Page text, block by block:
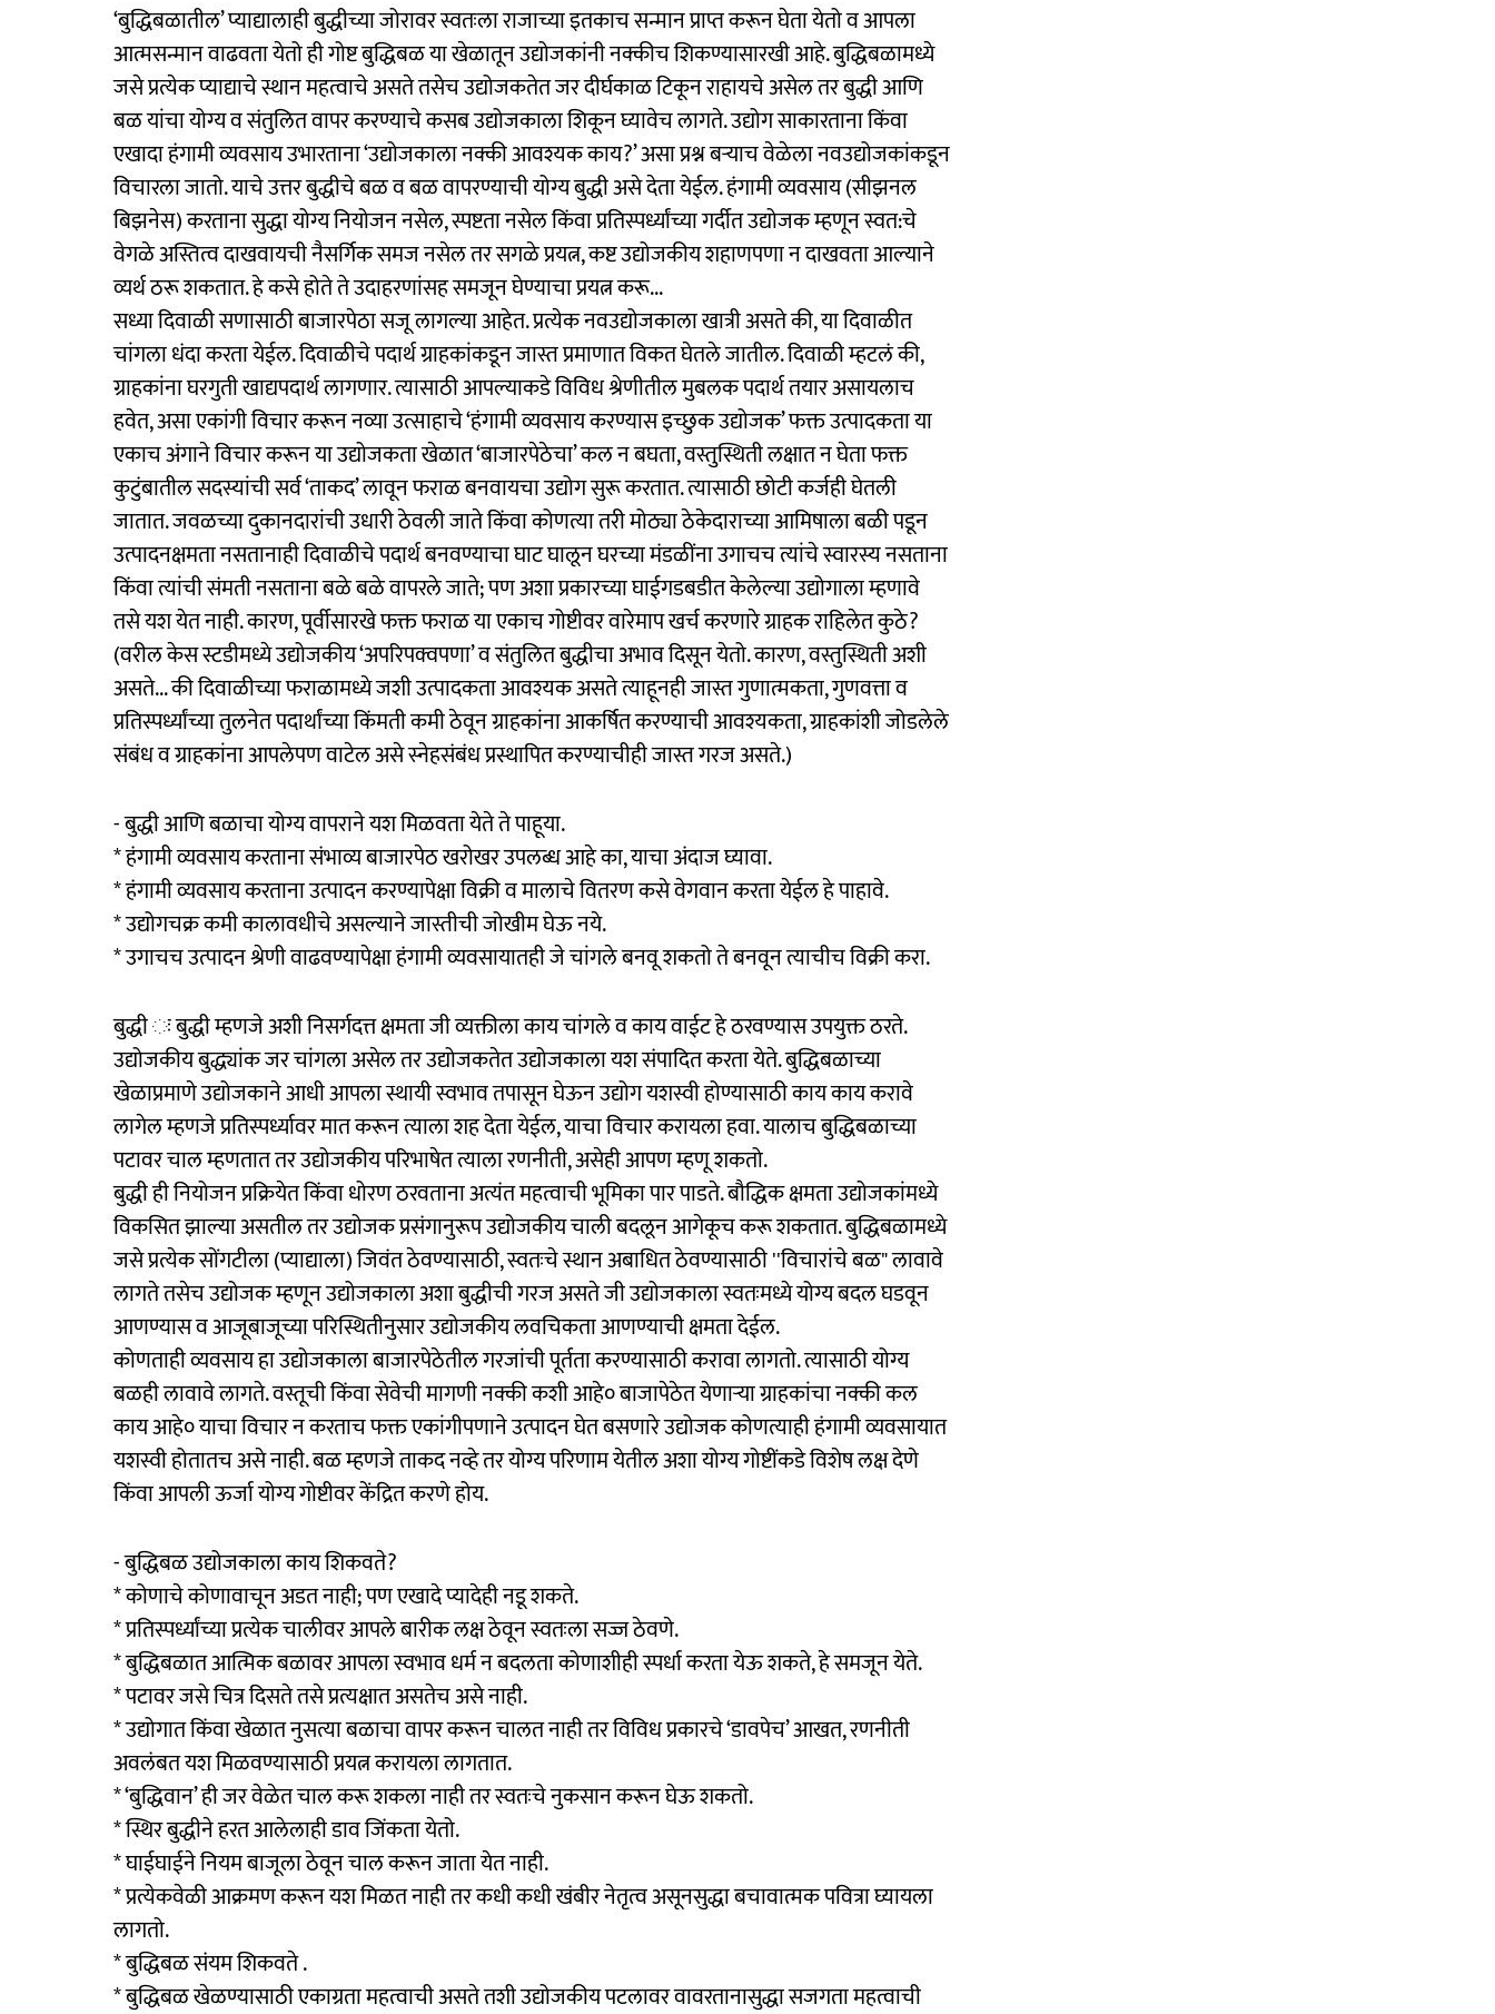
‘बुद्धिबळातील’ प्याद्यालाही बुद्धीच्या जोरावर स्वतःला राजाच्या इतकाच सन्मान प्राप्त करून घेता येतो व आपला
आत्मसन्मान वाढवता येतो ही गोष्ट बुद्धिबळ या खेळातून उद्योजकांनी नक्कीच शिकण्यासारखी आहे. बुद्धिबळामध्ये
जसे प्रत्येक प्याद्याचे स्थान महत्वाचे असते तसेच उद्योजकतेत जर दीर्घकाळ टिकून राहायचे असेल तर बुद्धी आणि
बळ यांचा योग्य व संतुलित वापर करण्याचे कसब उद्योजकाला शिकून घ्यावेच लागते. उद्योग साकारताना किंवा
एखादा हंगामी व्यवसाय उभारताना ‘उद्योजकाला नक्की आवश्यक काय?’ असा प्रश्न बऱ्याच वेळेला नवउद्योजकांकडून
विचारला जातो. याचे उत्तर बुद्धीचे बळ व बळ वापरण्याची योग्य बुद्धी असे देता येईल. हंगामी व्यवसाय (सीझनल
बिझनेस) करताना सुद्धा योग्य नियोजन नसेल, स्पष्टता नसेल किंवा प्रतिस्पर्ध्यांच्या गर्दीत उद्योजक म्हणून स्वत:चे
वेगळे अस्तित्व दाखवायची नैसर्गिक समज नसेल तर सगळे प्रयत्न, कष्ट उद्योजकीय शहाणपणा न दाखवता आल्याने
व्यर्थ ठरू शकतात. हे कसे होते ते उदाहरणांसह समजून घेण्याचा प्रयत्न करू...
सध्या दिवाळी सणासाठी बाजारपेठा सजू लागल्या आहेत. प्रत्येक नवउद्योजकाला खात्री असते की, या दिवाळीत
चांगला धंदा करता येईल. दिवाळीचे पदार्थ ग्राहकांकडून जास्त प्रमाणात विकत घेतले जातील. दिवाळी म्हटलं की,
ग्राहकांना घरगुती खाद्यपदार्थ लागणार. त्यासाठी आपल्याकडे विविध श्रेणीतील मुबलक पदार्थ तयार असायलाच
हवेत, असा एकांगी विचार करून नव्या उत्साहाचे ‘हंगामी व्यवसाय करण्यास इच्छुक उद्योजक’ फक्त उत्पादकता या
एकाच अंगाने विचार करून या उद्योजकता खेळात ‘बाजारपेठेचा’ कल न बघता, वस्तुस्थिती लक्षात न घेता फक्त
कुटुंबातील सदस्यांची सर्व ‘ताकद’ लावून फराळ बनवायचा उद्योग सुरू करतात. त्यासाठी छोटी कर्जही घेतली
जातात. जवळच्या दुकानदारांची उधारी ठेवली जाते किंवा कोणत्या तरी मोठ्या ठेकेदाराच्या आमिषाला बळी पडून
उत्पादनक्षमता नसतानाही दिवाळीचे पदार्थ बनवण्याचा घाट घालून घरच्या मंडळींना उगाचच त्यांचे स्वारस्य नसताना
किंवा त्यांची संमती नसताना बळे बळे वापरले जाते; पण अशा प्रकारच्या घाईगडबडीत केलेल्या उद्योगाला म्हणावे
तसे यश येत नाही. कारण, पूर्वीसारखे फक्त फराळ या एकाच गोष्टीवर वारेमाप खर्च करणारे ग्राहक राहिलेत कुठे?
(वरील केस स्टडीमध्ये उद्योजकीय ‘अपरिपक्वपणा’ व संतुलित बुद्धीचा अभाव दिसून येतो. कारण, वस्तुस्थिती अशी
असते... की दिवाळीच्या फराळामध्ये जशी उत्पादकता आवश्यक असते त्याहूनही जास्त गुणात्मकता, गुणवत्ता व
प्रतिस्पर्ध्यांच्या तुलनेत पदार्थांच्या किंमती कमी ठेवून ग्राहकांना आकर्षित करण्याची आवश्यकता, ग्राहकांशी जोडलेले
संबंध व ग्राहकांना आपलेपण वाटेल असे स्नेहसंबंध प्रस्थापित करण्याचीही जास्त गरज असते.)
- बुद्धी आणि बळाचा योग्य वापराने यश मिळवता येते ते पाहूया.
* हंगामी व्यवसाय करताना संभाव्य बाजारपेठ खरोखर उपलब्ध आहे का, याचा अंदाज घ्यावा.
* हंगामी व्यवसाय करताना उत्पादन करण्यापेक्षा विक्री व मालाचे वितरण कसे वेगवान करता येईल हे पाहावे.
* उद्योगचक्र कमी कालावधीचे असल्याने जास्तीची जोखीम घेऊ नये.
* उगाचच उत्पादन श्रेणी वाढवण्यापेक्षा हंगामी व्यवसायातही जे चांगले बनवू शकतो ते बनवून त्याचीच विक्री करा.
बुद्धी ः बुद्धी म्हणजे अशी निसर्गदत्त क्षमता जी व्यक्तीला काय चांगले व काय वाईट हे ठरवण्यास उपयुक्त ठरते.
उद्योजकीय बुद्ध्यांक जर चांगला असेल तर उद्योजकतेत उद्योजकाला यश संपादित करता येते. बुद्धिबळाच्या
खेळाप्रमाणे उद्योजकाने आधी आपला स्थायी स्वभाव तपासून घेऊन उद्योग यशस्वी होण्यासाठी काय काय करावे
लागेल म्हणजे प्रतिस्पर्ध्यावर मात करून त्याला शह देता येईल, याचा विचार करायला हवा. यालाच बुद्धिबळाच्या
पटावर चाल म्हणतात तर उद्योजकीय परिभाषेत त्याला रणनीती, असेही आपण म्हणू शकतो.
बुद्धी ही नियोजन प्रक्रियेत किंवा धोरण ठरवताना अत्यंत महत्वाची भूमिका पार पाडते. बौद्धिक क्षमता उद्योजकांमध्ये
विकसित झाल्या असतील तर उद्योजक प्रसंगानुरूप उद्योजकीय चाली बदलून आगेकूच करू शकतात. बुद्धिबळामध्ये
जसे प्रत्येक सोंगटीला (प्याद्याला) जिवंत ठेवण्यासाठी, स्वतःचे स्थान अबाधित ठेवण्यासाठी ''विचारांचे बळ" लावावे
लागते तसेच उद्योजक म्हणून उद्योजकाला अशा बुद्धीची गरज असते जी उद्योजकाला स्वतःमध्ये योग्य बदल घडवून
आणण्यास व आजूबाजूच्या परिस्थितीनुसार उद्योजकीय लवचिकता आणण्याची क्षमता देईल.
कोणताही व्यवसाय हा उद्योजकाला बाजारपेठेतील गरजांची पूर्तता करण्यासाठी करावा लागतो. त्यासाठी योग्य
बळही लावावे लागते. वस्तूची किंवा सेवेची मागणी नक्की कशी आहे० बाजापेठेत येणाऱ्या ग्राहकांचा नक्की कल
काय आहे० याचा विचार न करताच फक्त एकांगीपणाने उत्पादन घेत बसणारे उद्योजक कोणत्याही हंगामी व्यवसायात
यशस्वी होतातच असे नाही. बळ म्हणजे ताकद नव्हे तर योग्य परिणाम येतील अशा योग्य गोष्टींकडे विशेष लक्ष देणे
किंवा आपली ऊर्जा योग्य गोष्टीवर केंद्रित करणे होय.
- बुद्धिबळ उद्योजकाला काय शिकवते?
* कोणाचे कोणावाचून अडत नाही; पण एखादे प्यादेही नडू शकते.
* प्रतिस्पर्ध्यांच्या प्रत्येक चालीवर आपले बारीक लक्ष ठेवून स्वतःला सज्ज ठेवणे.
* बुद्धिबळात आत्मिक बळावर आपला स्वभाव धर्म न बदलता कोणाशीही स्पर्धा करता येऊ शकते, हे समजून येते.
* पटावर जसे चित्र दिसते तसे प्रत्यक्षात असतेच असे नाही.
* उद्योगात किंवा खेळात नुसत्या बळाचा वापर करून चालत नाही तर विविध प्रकारचे ‘डावपेच’ आखत, रणनीती
अवलंबत यश मिळवण्यासाठी प्रयत्न करायला लागतात.
* ‘बुद्धिवान’ ही जर वेळेत चाल करू शकला नाही तर स्वतःचे नुकसान करून घेऊ शकतो.
* स्थिर बुद्धीने हरत आलेलाही डाव जिंकता येतो.
* घाईघाईने नियम बाजूला ठेवून चाल करून जाता येत नाही.
* प्रत्येकवेळी आक्रमण करून यश मिळत नाही तर कधी कधी खंबीर नेतृत्व असूनसुद्धा बचावात्मक पवित्रा घ्यायला
लागतो.
* बुद्धिबळ संयम शिकवते .
* बुद्धिबळ खेळण्यासाठी एकाग्रता महत्वाची असते तशी उद्योजकीय पटलावर वावरतानासुद्धा सजगता महत्वाची